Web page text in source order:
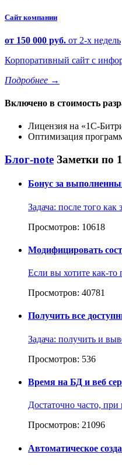
Сайт компании
от 150 000 руб. от 2-х недель
Корпоративный сайт с
Подробнее →
Включено в стоимость
Лицензия на 1С-
Оптимизация
Блог-note Заметки по
Бонус за
Задача: после того
Просмотров: 10618
Модифицировать
Если вы хотите как-то
Просмотров: 40781
Получить все
Задача: получить и
Просмотров: 536
Время на БД и веб
Достаточно часто,
Просмотров: 21096
Автоматическое